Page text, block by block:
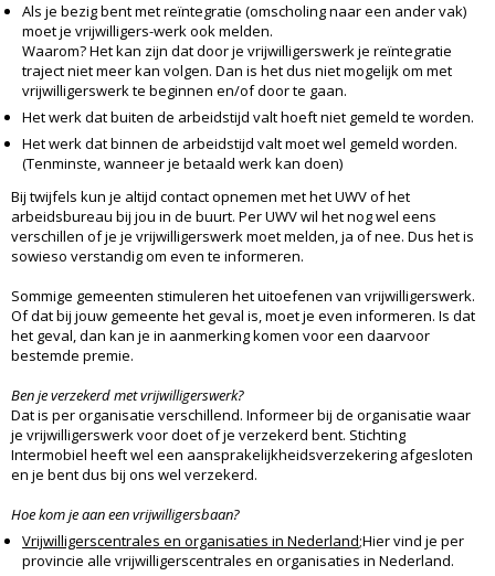
Als je bezig bent met reïntegratie (omscholing naar een ander vak)
moet je vrijwilligers-werk ook melden.
Waarom? Het kan zijn dat door je vrijwilligerswerk je reïntegratie
traject niet meer kan volgen. Dan is het dus niet mogelijk om met
vrijwilligerswerk te beginnen en/of door te gaan.
Het werk dat buiten de arbeidstijd valt hoeft niet gemeld te worden.
Het werk dat binnen de arbeidstijd valt moet wel gemeld worden.
(Tenminste, wanneer je betaald werk kan doen)
Bij twijfels kun je altijd contact opnemen met het UWV of het
arbeidsbureau bij jou in de buurt. Per UWV wil het nog wel eens
verschillen of je je vrijwilligerswerk moet melden, ja of nee. Dus het is
sowieso verstandig om even te informeren.
Sommige gemeenten stimuleren het uitoefenen van vrijwilligerswerk.
Of dat bij jouw gemeente het geval is, moet je even informeren. Is dat
het geval, dan kan je in aanmerking komen voor een daarvoor
bestemde premie.
Ben je verzekerd met vrijwilligerswerk?
Dat is per organisatie verschillend. Informeer bij de organisatie waar
je vrijwilligerswerk voor doet of je verzekerd bent. Stichting
Intermobiel heeft wel een aansprakelijkheidsverzekering afgesloten
en je bent dus bij ons wel verzekerd.
Hoe kom je aan een vrijwilligersbaan?
Vrijwilligerscentrales en organisaties in Nederland;Hier vind je per
provincie alle vrijwilligerscentrales en organisaties in Nederland.